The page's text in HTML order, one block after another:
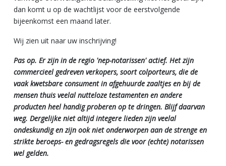
dan komt u op de wachtlijst voor de eerstvolgende
bijeenkomst een maand later.
Wij zien uit naar uw inschrijving!
Pas op. Er zijn in de regio 'nep-notarissen' actief. Het zijn
commercieel gedreven verkopers, soort colporteurs, die de
vaak kwetsbare consument in afgehuurde zaaltjes en bij de
mensen thuis veelal nutteloze testamenten en andere
producten heel handig proberen op te dringen. Blijf daarvan
weg. Dergelijke niet altijd integere lieden zijn veelal
ondeskundig en zijn ook niet onderworpen aan de strenge en
strikte beroeps- en gedragsregels die voor (echte) notarissen
wel gelden.